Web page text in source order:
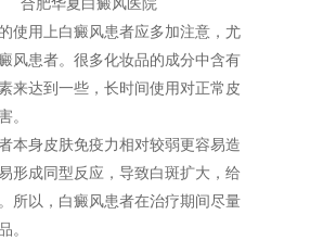
用上白癜风患者应多加注意，尤
风患者。很多化妆品的成分中含有
来达到一些，长时间使用对正常皮
。
身皮肤免疫力相对较弱更容易造
形成同型反应，导致白斑扩大，给
所以，白癜风患者在治疗期间尽量
。